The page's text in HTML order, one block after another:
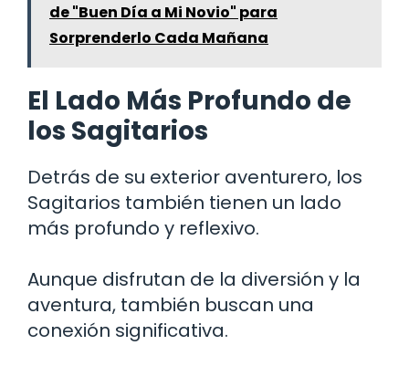
de "Buen Día a Mi Novio" para
Sorprenderlo Cada Mañana
El Lado Más Profundo de
los Sagitarios
Detrás de su exterior aventurero, los
Sagitarios también tienen un lado
más profundo y reflexivo.
Aunque disfrutan de la diversión y la
aventura, también buscan una
conexión significativa.